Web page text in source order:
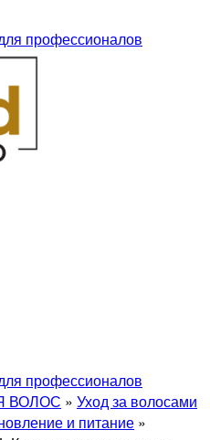
профессионалов
профессионалов
ВОЛОС » Уход за волосами
и питание »